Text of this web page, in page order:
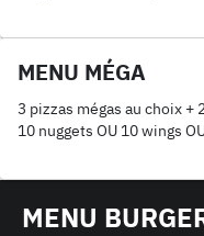
MENU MÉGA
3 pizzas mégas au choix +
10 nuggets OU 10 wings
MENU